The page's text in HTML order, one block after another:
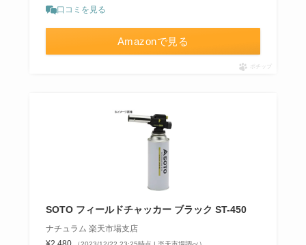
口コミを見る
Amazonで見る
ポチップ
SOTO フィールドチャッカー ブラック ST-450
ナチュラム 楽天市場支店